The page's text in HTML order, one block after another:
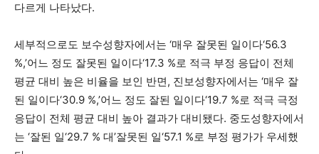
다르게 나타났다.
세부적으로도 보수성향자에서는 ‘매우 잘못된 일이다‘56.3
%,’어느 정도 잘못된 일이다‘17.3 %로 적극 부정 응답이 전체
평균 대비 높은 비율을 보인 반면 , 진보성향자에서는 ‘매우 잘
된 일이다‘30.9 %,’어느 정도 잘된 일이다‘19.7 %로 적극 극정
응답이 전체 평균 대비 높아 결과가 대비됐다. 중도성향자에서
는 ‘잘된 일‘29.7 % 대’잘못된 일‘57.1 %로 부정 평가가 우세했